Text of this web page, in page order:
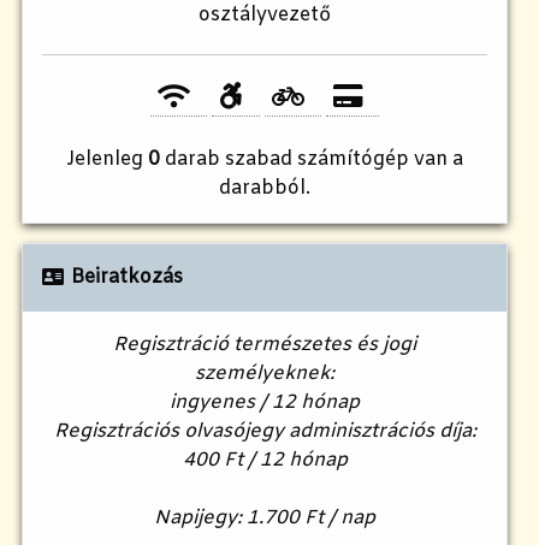
osztályvezető
Jelenleg 0 darab szabad számítógép van a
darabból.
Beiratkozás
Regisztráció természetes és jogi
személyeknek:
ingyenes / 12 hónap
Regisztrációs olvasójegy adminisztrációs díja:
400 Ft / 12 hónap
Napijegy: 1.700 Ft / nap